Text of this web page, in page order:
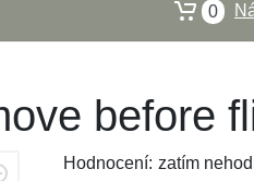
0
before
Hodnocení: zatím